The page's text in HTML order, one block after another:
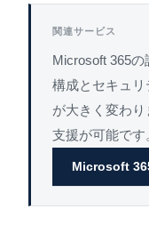
関連サービス
Microsoft 365
構成とセキュ
が大きく変わ
支援が可能です
Microsoft